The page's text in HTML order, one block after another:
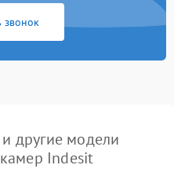
звонок
другие модели
Indesit